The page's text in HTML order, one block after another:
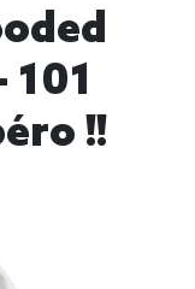
101
!!